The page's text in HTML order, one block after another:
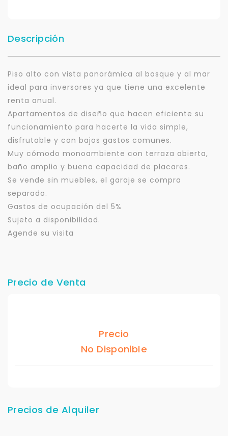
Descripción
Piso alto con vista panorámica al bosque y al mar
ideal para inversores ya que tiene una excelente
renta anual.
Apartamentos de diseño que hacen eficiente su
funcionamiento para hacerte la vida simple,
disfrutable y con bajos gastos comunes.
Muy cómodo monoambiente con terraza abierta,
baño amplio y buena capacidad de placares.
Se vende sin muebles, el garaje se compra
separado.
Gastos de ocupación del 5%
Sujeto a disponibilidad.
Agende su visita
Precio de Venta
Precio
No Disponible
Precios de Alquiler